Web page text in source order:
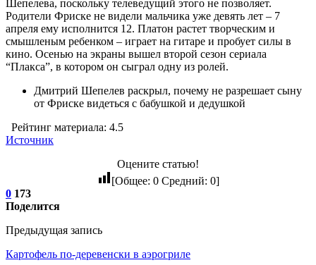
Шепелева, поскольку телеведущий этого не позволяет.
Родители Фриске не видели мальчика уже девять лет – 7
апреля ему исполнится 12. Платон растет творческим и
смышленым ребенком – играет на гитаре и пробует силы в
кино. Осенью на экраны вышел второй сезон сериала
“Плакса”, в котором он сыграл одну из ролей.
Дмитрий Шепелев раскрыл, почему не разрешает сыну
от Фриске видеться с бабушкой и дедушкой
Рейтинг материала: 4.5
Источник
Оцените статью!
[Общее: 0Средний: 0]
0 173
Поделится
Предыдущая запись
Картофель по-деревенски в аэрогриле